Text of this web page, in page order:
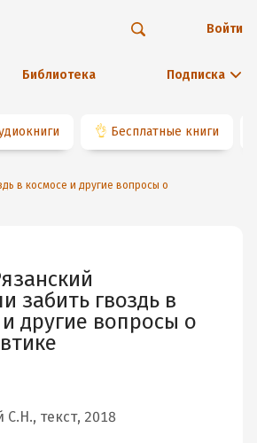
Библиотека Подписка
Войти
👌 Бесплатные книги
забить гвоздь в
другие вопросы о
текст, 2018